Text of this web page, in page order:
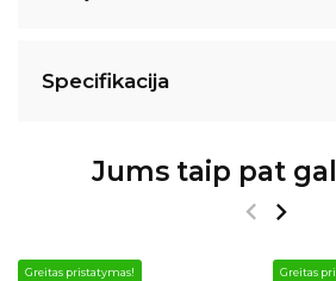
Specifikacija
Jums taip pat
Greitas pristatymas! Greitas